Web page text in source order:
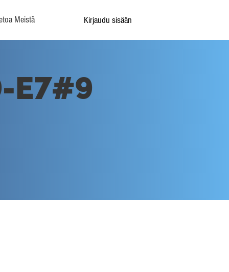
Meistä Kirjaudu sisään
E7#9